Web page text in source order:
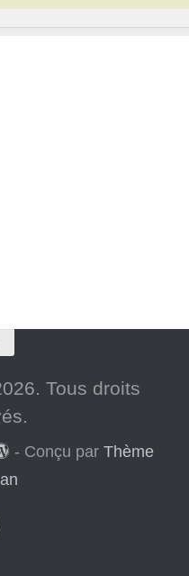
Tous droits
- Conçu par Thème